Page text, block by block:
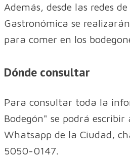
Además, desde las redes
Gastronómica se
para comer en los
Dónde consultar
Para consultar toda la
Bodegón" se podrá escribir
Whatsapp de la Ciudad,
5050-0147.